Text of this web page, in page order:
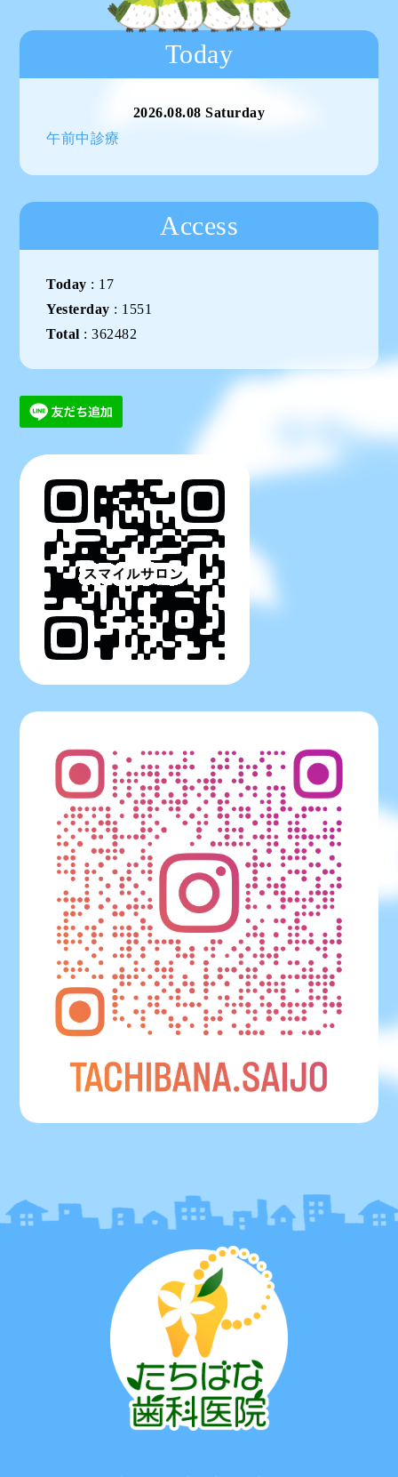
Today
2026.08.08 Saturday
午前中診療
Access
Today : 17
Yesterday : 1551
Total :362482